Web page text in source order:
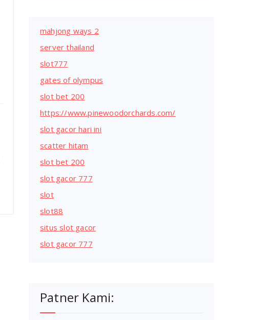
mahjong ways 2
server thailand
slot777
gates of olympus
slot bet 200
https://www.pinewoodorchards.com/
slot gacor hari ini
scatter hitam
slot bet 200
slot gacor 777
slot
slot88
situs slot gacor
slot gacor 777
Patner Kami: